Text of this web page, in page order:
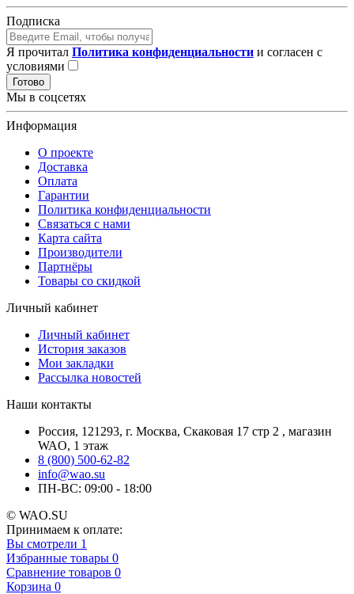
Подписка
Я прочитал Политика конфиденциальности и согласен с
условиями
Готово
Мы в соцсетях
Информация
О проекте
Доставка
Оплата
Гарантии
Политика конфиденциальности
Связаться с нами
Карта сайта
Производители
Партнёры
Товары со скидкой
Личный кабинет
Личный кабинет
История заказов
Мои закладки
Рассылка новостей
Наши контакты
Россия, 121293, г. Москва, Скаковая 17 стр 2 , магазин
WAO, 1 этаж
8 (800) 500-62-82
info@wao.su
ПН-ВС: 09:00 - 18:00
© WAO.SU
Принимаем к оплате:
Вы смотрели 1
Избранные товары 0
Сравнение товаров 0
Корзина 0